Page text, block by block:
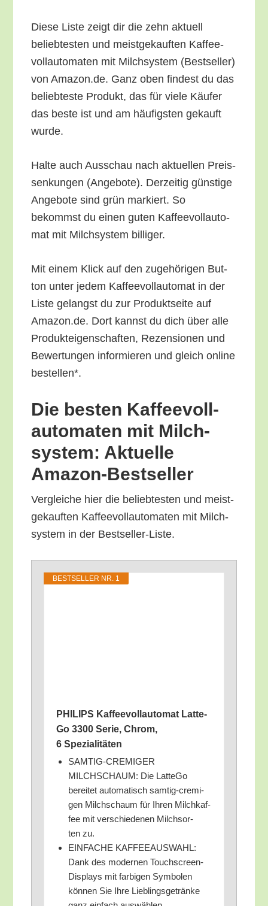
Die­se Lis­te zeigt dir die zehn aktu­ell
belieb­tes­ten und meist­ge­kauf­ten Kaf­fee­
voll­au­to­ma­ten mit Milch­sys­tem (Best­sel­ler)
von Amazon.de. Ganz oben fin­dest du das
belieb­tes­te Pro­dukt, das für vie­le Käu­fer
das bes­te ist und am häu­figs­ten gekauft
wurde.
Hal­te auch Aus­schau nach aktu­el­len Preis­
sen­kun­gen (Ange­bo­te). Der­zei­tig güns­ti­ge
Ange­bo­te sind grün mar­kiert. So
bekommst du einen guten Kaf­fee­voll­au­to­
mat mit Milch­sys­tem billiger.
Mit einem Klick auf den zuge­hö­ri­gen But­
ton unter jedem Kaf­fee­voll­au­to­mat in der
Lis­te gelangst du zur Pro­dukt­sei­te auf
Amazon.de. Dort kannst du dich über alle
Pro­duk­tei­gen­schaf­ten, Rezen­sio­nen und
Bewer­tun­gen infor­mie­ren und gleich online
bestellen*.
Die bes­ten Kaf­fee­voll­
au­to­ma­ten mit Milch­
sys­tem: Aktu­el­le
Amazon-Bestseller
Ver­glei­che hier die belieb­tes­ten und meist­
ge­kauf­ten Kaf­fee­voll­au­to­ma­ten mit Milch­
sys­tem in der Bestseller-Liste.
BEST­SEL­LER NR. 1
PHILIPS Kaf­fee­voll­au­to­mat Lat­te­
Go 3300 Serie, Chrom,
6 Spezialitäten
SAMTIG-CREMIGER
MILCHSCHAUM: Die Lat­te­Go
berei­tet auto­ma­tisch sam­tig-cre­mi­
gen Milch­schaum für Ihren Milch­kaf­
fee mit ver­schie­de­nen Milch­sor­
ten zu.
EINFACHE KAFFEEAUSWAHL:
Dank des moder­nen Touch­screen-
Dis­plays mit far­bi­gen Sym­bo­len
kön­nen Sie Ihre Lieb­lings­ge­trän­ke